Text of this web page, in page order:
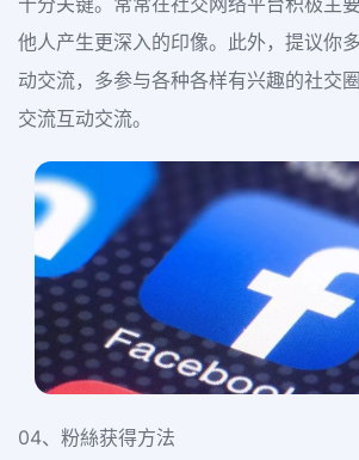
他人产生更深入的印像。此外，提议你
动交流，多参与各种各样有兴趣的社交
交流互动交流。
04、粉絲获得方法